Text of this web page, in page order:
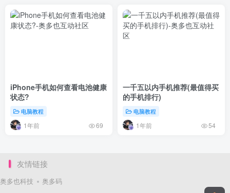
iPhone手机如何查看电池健康
状态?
电脑教程
1年前 69
一千五以内手机推荐(最值得买
的手机排行)
电脑教程
1年前 54
友情链接
奥多也科技 奥多码